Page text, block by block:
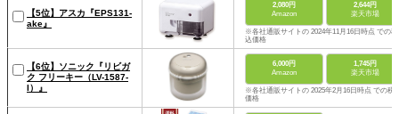
【5位】アスカ『EPS131-
ake』
2,080円
Amazon
2,644円
楽天市場
※各社通販サイトの 2024年11月16日時点 での税
込価格
【6位】ソニック『リビガ
ク フリーキー（LV-1587-
I）』
6,000円
Amazon
1,745円
楽天市場
※各社通販サイトの 2025年2月16日時点 での税
価格